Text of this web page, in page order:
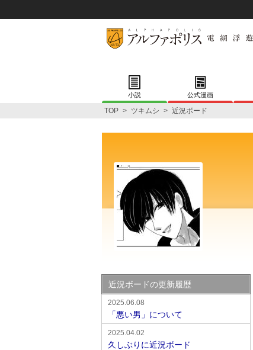
小説 公式漫画
TOP > ツキムシ > 近況ボード
近況ボードの更新履歴
2025.06.08
「悪い男」について
2025.04.02
久しぶりに近況ボード